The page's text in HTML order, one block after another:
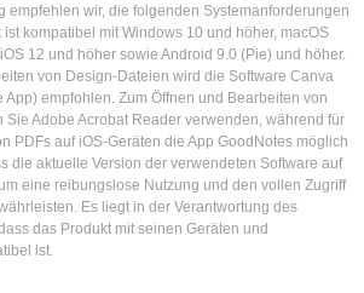
empfehlen wir, die folgenden Systemanforderungen
kompatibel mit Windows 10 und höher, macOS
12 und höher sowie Android 9.0 (Pie) und höher.
von Design-Dateien wird die Software Canva
App) empfohlen. Zum Öffnen und Bearbeiten von
Sie Adobe Acrobat Reader verwenden, während für
PDFs auf iOS-Geräten die App GoodNotes möglich
die aktuelle Version der verwendeten Software auf
eine reibungslose Nutzung und den vollen Zugriff
Es liegt in der Verantwortung des
das Produkt mit seinen Geräten und
ist.